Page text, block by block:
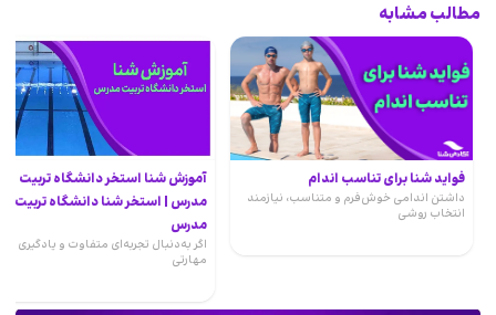
مطالب مشابه
فواید شنا برای تناسب اندام
داشتن اندامی خوش‌فرم و متناسب، نیازمند
انتخاب روشی
آموزش شنا استخر دانشگاه تربیت
مدرس | استخر شنا دانشگاه تربیت
مدرس
اگر به‌دنبال تجربه‌ای متفاوت و یادگیری
مهارتی